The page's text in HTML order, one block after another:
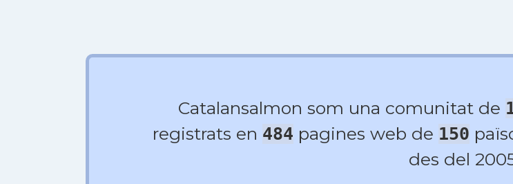
Catalansalmon som una comunitat de
registrats en 484 pagines web de 150
des del